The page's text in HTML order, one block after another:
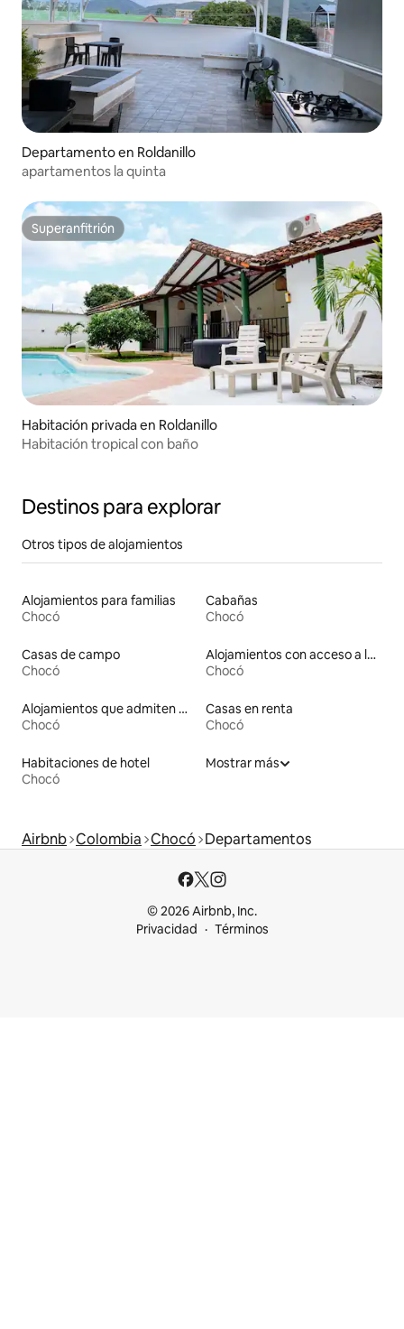
Departamento en Roldanillo
apartamentos la quinta
Superanfitrión
Superanfitrión
Habitación privada en Roldanillo
Habitación tropical con baño
Destinos para explorar
Otros tipos de alojamientos
Alojamientos para familias
Chocó
Cabañas
Chocó
Casas de campo
Chocó
Alojamientos con acceso a la playa
Chocó
Alojamientos que admiten mascotas
Chocó
Casas en renta
Chocó
Habitaciones de hotel
Chocó
Mostrar más
Airbnb Colombia Chocó Departamentos
© 2026 Airbnb, Inc.
Privacidad
Términos